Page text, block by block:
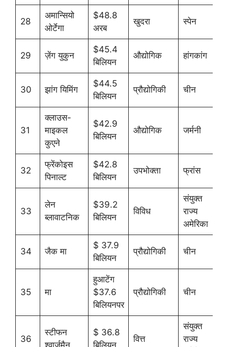
28
अमान्सियो
ओर्टेगा
$48.8
अरब
खुदरा स्पेन
29 ज़ेंग युकुन
$45.4
बिलियन
औद्योगिक हांगकांग
30 झांग यिमिंग
$44.5
बिलियन
प्रौद्योगिकी चीन
31
क्लाउस-
माइकल
कुएने
$42.9
बिलियन
औद्योगिक जर्मनी
32
फ्रेंकोइस
पिनाल्ट
$42.8
बिलियन
उपभोक्ता फ्रांस
33
लेन
ब्लावाटनिक
$39.2
बिलियन
विविध
संयुक्त
राज्य
अमेरिका
34 जैक मा
$ 37.9
बिलियन
प्रौद्योगिकी चीन
35 मा
हुआटेंग
$37.6
बिलियनपर
प्रौद्योगिकी चीन
36
स्टीफन
$ 36.8
वित्त
संयुक्त
राज्य